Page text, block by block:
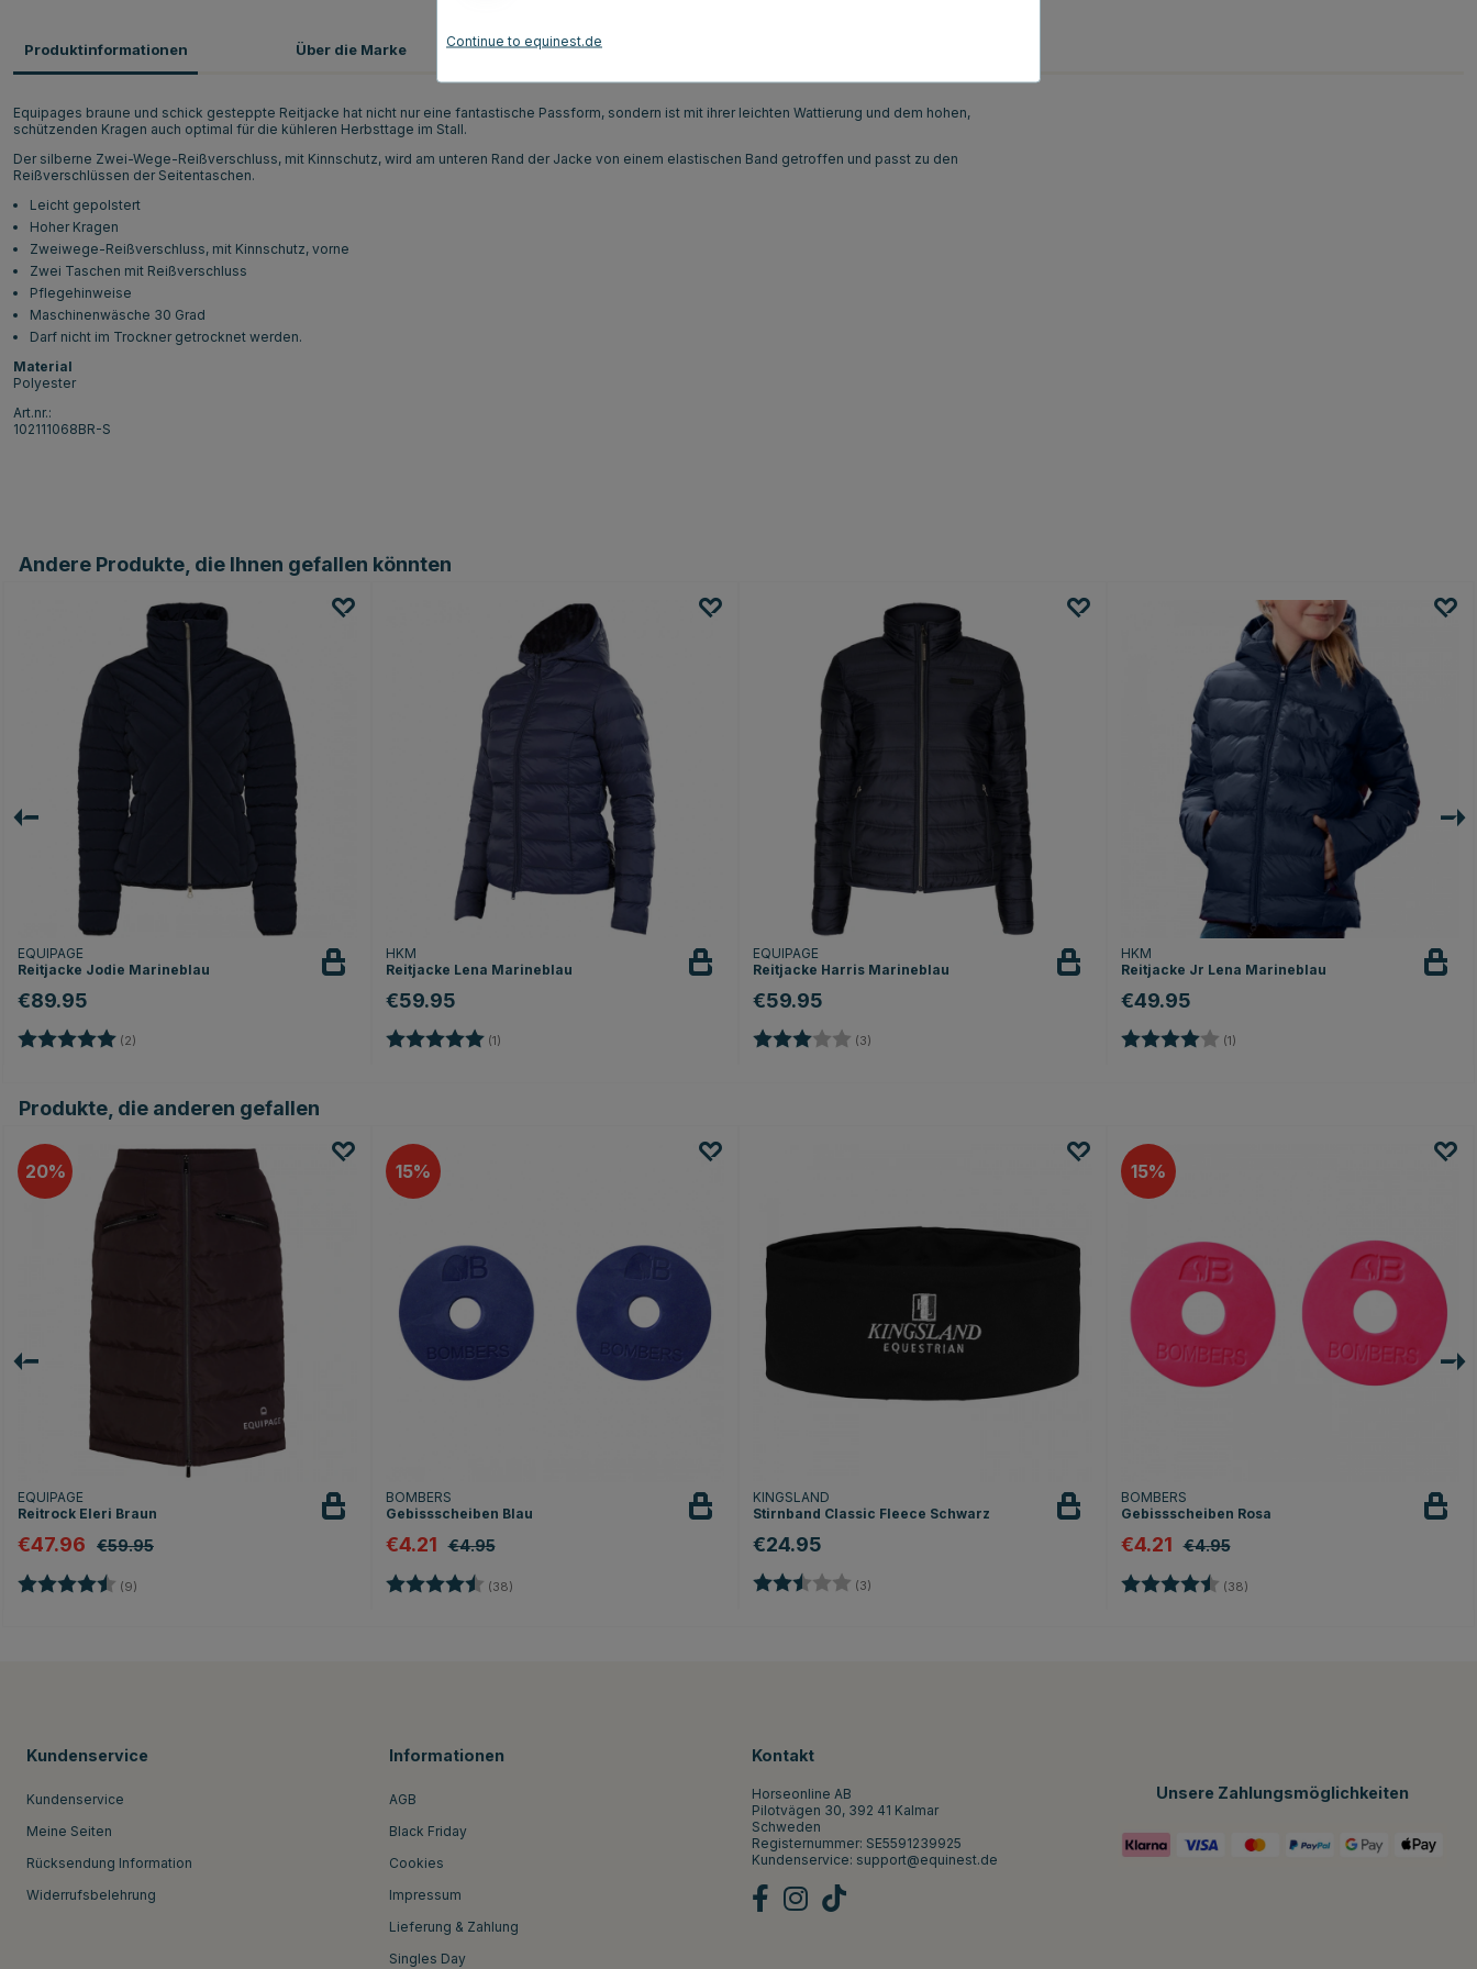
Produktinformationen
Equipages braune und schick gesteppte Reitjacke hat nicht nur eine fantastische Passform, sondern ist mit ihrer leichten Wattierung und dem hohen,
schützenden Kragen auch optimal für die kühleren Herbsttage im Stall.
Der silberne Zwei-Wege-Reißverschluss, mit Kinnschutz, wird am unteren Rand der Jacke von einem elastischen Band getroffen und passt zu den
Reißverschlüssen der Seitentaschen.
Leicht gepolstert
Hoher Kragen
Zweiwege-Reißverschluss, mit Kinnschutz, vorne
Zwei Taschen mit Reißverschluss
Pflegehinweise
Maschinenwäsche 30 Grad
Darf nicht im Trockner getrocknet werden.
Material
Polyester
Art.nr.:
102111068BR-S
Über die Marke Kundenbewertungen
Andere Produkte, die Ihnen gefallen könnten
EQUIPAGE
Reitjacke Jodie Marineblau
€89.95
Bewertung: (2)
HKM
Reitjacke Lena Marineblau
€59.95
Bewertung: (1)
EQUIPAGE
Reitjacke Harris Marineblau
€59.95
Bewertung: (3)
HKM
Reitjacke Jr Lena Marineblau
€49.95
Bewertung: (1)
Produkte, die anderen gefallen
20
EQUIPAGE
Reitrock Eleri Braun
€47.96 €59.95
Bewertung: (9)
15
BOMBERS
Gebissscheiben Blau
€4.21 €4.95
Bewertung: (38)
KINGSLAND
Stirnband Classic Fleece Schwarz
€24.95
Bewertung: (3)
15
BOMBERS
Gebissscheiben Rosa
€4.21 €4.95
Bewertung: (38)
Kundenservice
Kundenservice
Meine Seiten
Rücksendung Information
Widerrufsbelehrung
Informationen
AGB
Black Friday
Cookies
Impressum
Lieferung & Zahlung
Singles Day
Kontakt
Horseonline AB
Pilotvägen 30, 392 41 Kalmar
Schweden
Registernummer: SE5591239925
Kundenservice: support@equinest.de
Unsere Zahlungsmöglichkeiten
Continue to equinest.de